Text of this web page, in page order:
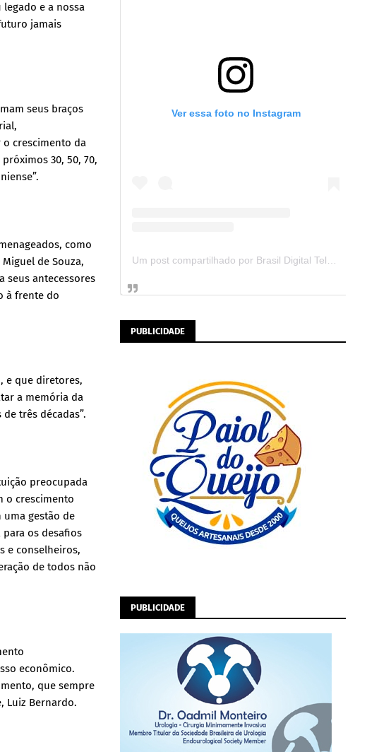
e a nossa
jamais
seus braços
crescimento da
30, 50, 70,
como
de Souza,
seus antecessores
à frente do
e que diretores,
a memória da
três décadas”.
preocupada
o crescimento
uma gestão de
para os desafios
e conselheiros,
de todos não
econômico.
que sempre
Luiz Bernardo.
Ver essa foto no Instagram
PUBLICIDADE
PUBLICIDADE